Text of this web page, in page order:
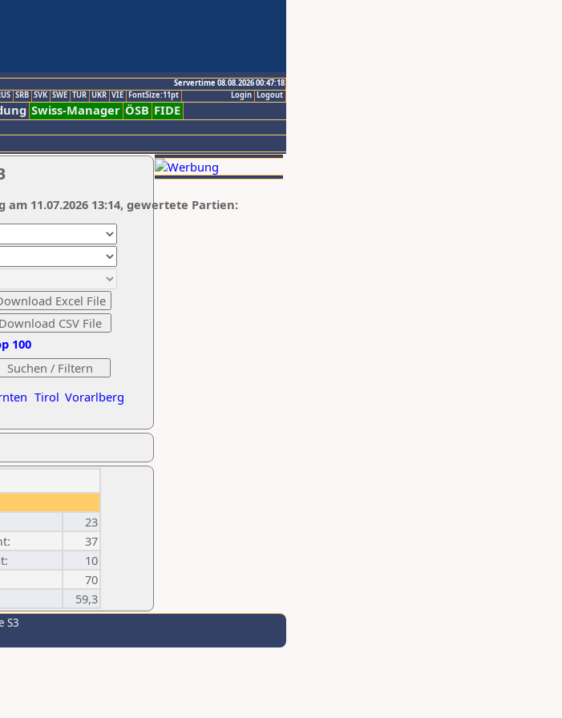
Servertime 08.08.2026 00:47:18
Logout
Login
SRB SVK SWE TUR UKR VIE FontSize:11pt
Swiss-Manager ÖSB FIDE
Tirol Vorarlberg
100
am 11.07.2026 13:14, gewertete Partien:
23
37
10
70
59,3
S3